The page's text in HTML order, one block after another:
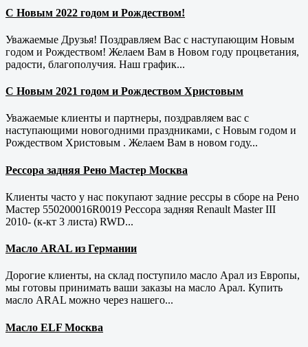
С Новым 2022 годом и Рождеством!
Уважаемые Друзья! Поздравляем Вас с наступающим Новым
годом и Рождеством! Желаем Вам в Новом году процветания,
радости, благополучия. Наш график...
С Новым 2021 годом и Рождеством Христовым
Уважаемые клиенты и партнеры, поздравляем вас с
наступающими новогодними праздниками, с Новым годом и
Рождеством Христовым . Желаем Вам в новом году...
Рессора задняя Рено Мастер Москва
Клиенты часто у нас покупают задние рессры в сборе на Рено
Мастер 550200016R0019 Рессора задняя Renault Master III
2010- (к-кт 3 листа) RWD...
Масло ARAL из Германии
Дорогие клиенты, на склад поступило масло Арал из Европы,
мы готовы принимать ваши заказы на масло Арал. Купить
масло ARAL можно через нашего...
Масло ELF Москва